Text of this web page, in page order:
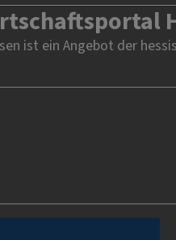
ist ein Angebot der